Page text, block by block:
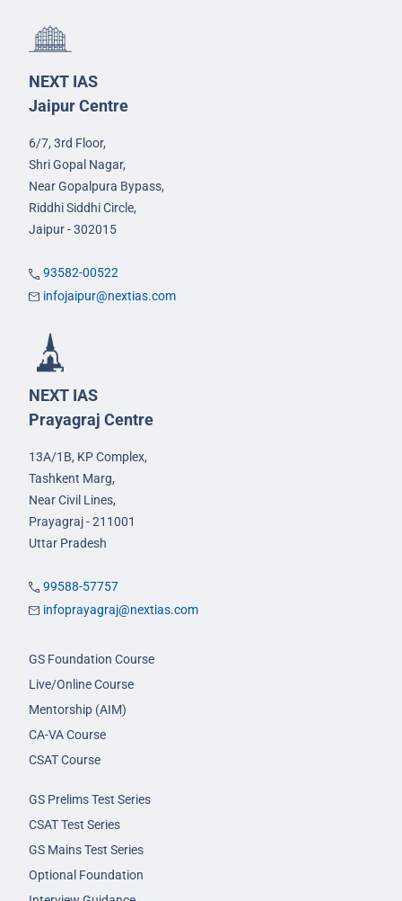
NEXT IAS
Jaipur Centre
6/7, 3rd Floor,
Shri Gopal Nagar,
Near Gopalpura Bypass,
Riddhi Siddhi Circle,
Jaipur - 302015
93582-00522
infojaipur@nextias.com
NEXT IAS
Prayagraj Centre
13A/1B, KP Complex,
Tashkent Marg,
Near Civil Lines,
Prayagraj - 211001
Uttar Pradesh
99588-57757
infoprayagraj@nextias.com
GS Foundation Course
Live/Online Course
Mentorship (AIM)
CA-VA Course
CSAT Course
GS Prelims Test Series
CSAT Test Series
GS Mains Test Series
Optional Foundation